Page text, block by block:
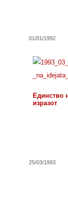
01/01/1992
Единство
изразот
25/03/1993